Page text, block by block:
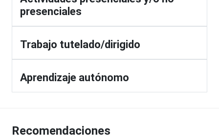
presenciales
Trabajo tutelado/dirigido
Aprendizaje autónomo
Recomendaciones